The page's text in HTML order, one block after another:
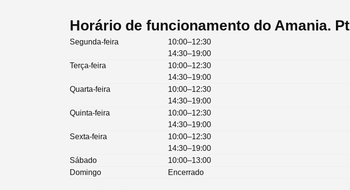
Horário de funcionamento do Amania. Pt
Segunda-feira
10:00–12:30
14:30–19:00
Terça-feira
10:00–12:30
14:30–19:00
Quarta-feira
10:00–12:30
14:30–19:00
Quinta-feira
10:00–12:30
14:30–19:00
Sexta-feira
10:00–12:30
14:30–19:00
Sábado
10:00–13:00
Domingo
Encerrado